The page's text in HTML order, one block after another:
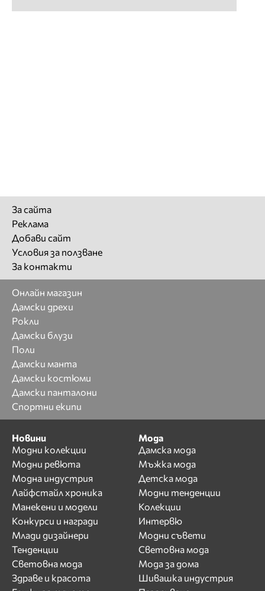
За сайта
Реклама
Добави сайт
Условия за ползване
За контакти
Онлайн магазин
Дамски дрехи
Рокли
Дамски блузи
Поли
Дамски манта
Дамски костюми
Дамски панталони
Спортни екипи
Новини
Модни колекции
Модни ревюта
Модна индустрия
Лайфстайл хроника
Манекени и модели
Конкурси и награди
Млади дизайнери
Тенденции
Световна мода
Здраве и красота
Мода
Дамска мода
Мъжка мода
Детска мода
Модни тенденции
Колекции
Интервю
Модни съвети
Световна мода
Мода за дома
Шивашка индустрия